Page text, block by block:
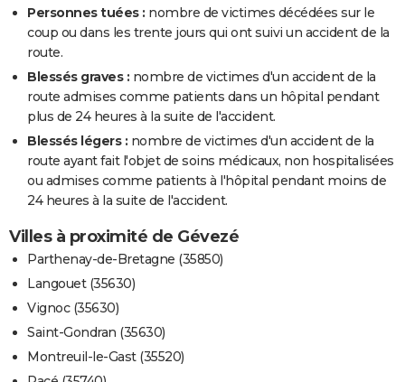
Personnes tuées : nombre de victimes décédées sur le
coup ou dans les trente jours qui ont suivi un accident de la
route.
Blessés graves : nombre de victimes d'un accident de la
route admises comme patients dans un hôpital pendant
plus de 24 heures à la suite de l'accident.
Blessés légers : nombre de victimes d'un accident de la
route ayant fait l'objet de soins médicaux, non hospitalisées
ou admises comme patients à l'hôpital pendant moins de
24 heures à la suite de l'accident.
Villes à proximité de Gévezé
Parthenay-de-Bretagne (35850)
Langouet (35630)
Vignoc (35630)
Saint-Gondran (35630)
Montreuil-le-Gast (35520)